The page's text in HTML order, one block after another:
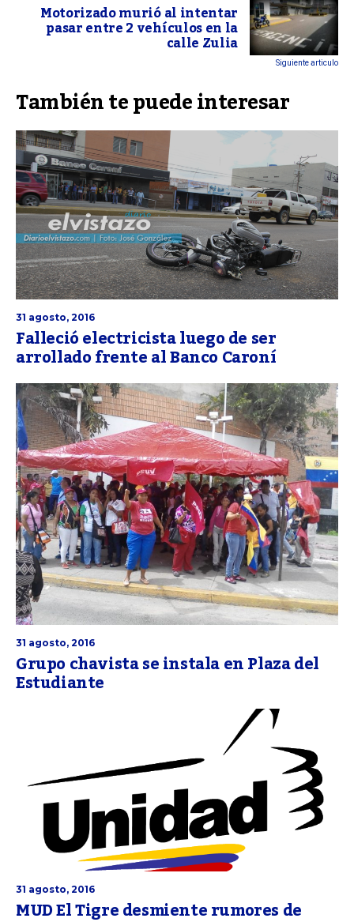
Motorizado murió al intentar
pasar entre 2 vehículos en la
calle Zulia
Siguiente articulo
También te puede interesar
31 agosto, 2016
Falleció electricista luego de ser
arrollado frente al Banco Caroní
31 agosto, 2016
Grupo chavista se instala en Plaza del
Estudiante
31 agosto, 2016
MUD El Tigre desmiente rumores de